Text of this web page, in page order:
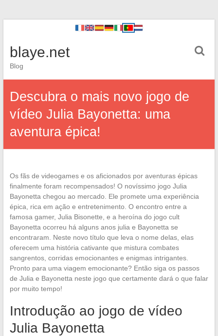
blaye.net
Blog
Descubra o mais novo jogo de
vídeo Julia Bayonetta: uma
aventura épica!
Os fãs de videogames e os aficionados por aventuras épicas
finalmente foram recompensados! O novíssimo jogo Julia
Bayonetta chegou ao mercado. Ele promete uma experiência
épica, rica em ação e entretenimento. O encontro entre a
famosa gamer, Julia Bisonette, e a heroína do jogo cult
Bayonetta ocorreu há alguns anos julia e Bayonetta se
encontraram. Neste novo título que leva o nome delas, elas
oferecem uma história cativante que mistura combates
sangrentos, corridas emocionantes e enigmas intrigantes.
Pronto para uma viagem emocionante? Então siga os passos
de Julia e Bayonetta neste jogo que certamente dará o que falar
por muito tempo!
Introdução ao jogo de vídeo
Julia Bayonetta